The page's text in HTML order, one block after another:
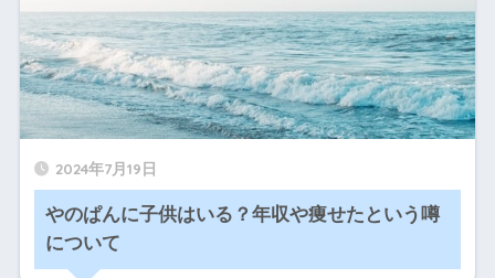
2024年7月19日
やのぱんに子供はいる？年収や痩せたという噂
について